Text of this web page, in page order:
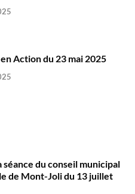
Action du 23 mai 2025
séance du conseil municipal
de Mont-Joli du 13 juillet